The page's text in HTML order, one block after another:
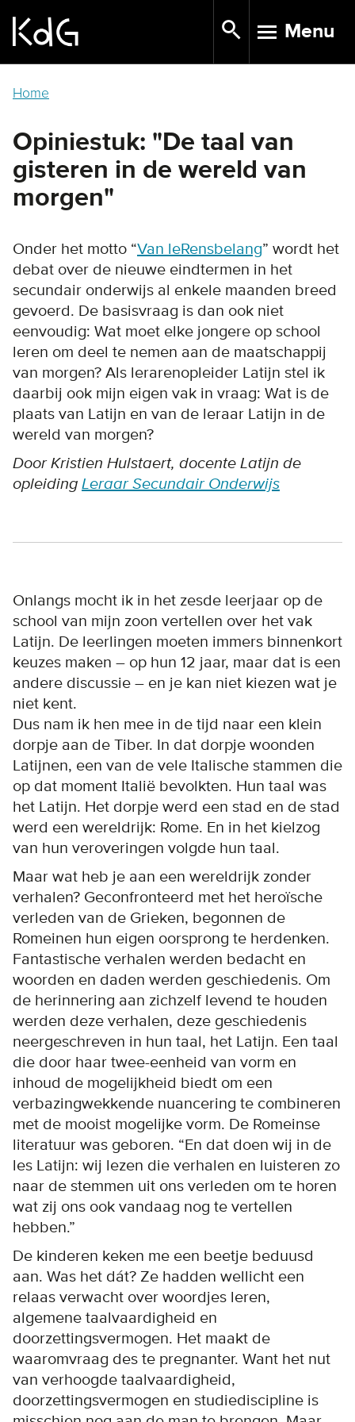
main
TOGGLE
Menu
Home
Opiniestuk: "De taal van
gisteren in de wereld van
morgen"
Onder het motto “Van leRensbelang” wordt het
debat over de nieuwe eindtermen in het
secundair onderwijs al enkele maanden breed
gevoerd. De basisvraag is dan ook niet
eenvoudig: Wat moet elke jongere op school
leren om deel te nemen aan de maatschappij
van morgen? Als lerarenopleider Latijn stel ik
daarbij ook mijn eigen vak in vraag: Wat is de
plaats van Latijn en van de leraar Latijn in de
wereld van morgen?
Door Kristien Hulstaert, docente Latijn de
opleiding Leraar Secundair Onderwijs
Onlangs mocht ik in het zesde leerjaar op de
school van mijn zoon vertellen over het vak
Latijn. De leerlingen moeten immers binnenkort
keuzes maken – op hun 12 jaar, maar dat is een
andere discussie – en je kan niet kiezen wat je
niet kent.
Dus nam ik hen mee in de tijd naar een klein
dorpje aan de Tiber. In dat dorpje woonden
Latijnen, een van de vele Italische stammen die
op dat moment Italië bevolkten. Hun taal was
het Latijn. Het dorpje werd een stad en de stad
werd een wereldrijk: Rome. En in het kielzog
van hun veroveringen volgde hun taal.
Maar wat heb je aan een wereldrijk zonder
verhalen? Geconfronteerd met het heroïsche
verleden van de Grieken, begonnen de
Romeinen hun eigen oorsprong te herdenken.
Fantastische verhalen werden bedacht en
woorden en daden werden geschiedenis. Om
de herinnering aan zichzelf levend te houden
werden deze verhalen, deze geschiedenis
neergeschreven in hun taal, het Latijn. Een taal
die door haar twee-eenheid van vorm en
inhoud de mogelijkheid biedt om een
verbazingwekkende nuancering te combineren
met de mooist mogelijke vorm. De Romeinse
literatuur was geboren. “En dat doen wij in de
les Latijn: wij lezen die verhalen en luisteren zo
naar de stemmen uit ons verleden om te horen
wat zij ons ook vandaag nog te vertellen
hebben.”
De kinderen keken me een beetje beduusd
aan. Was het dát? Ze hadden wellicht een
relaas verwacht over woordjes leren,
algemene taalvaardigheid en
doorzettingsvermogen. Het maakt de
waaromvraag des te pregnanter. Want het nut
van verhoogde taalvaardigheid,
doorzettingsvermogen en studiediscipline is